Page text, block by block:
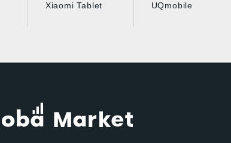
Xiaomi Tablet
UQmobile